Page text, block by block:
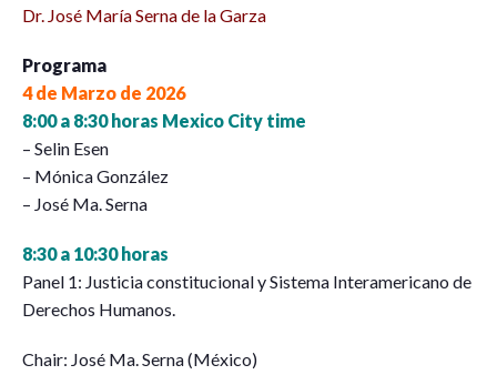
Dr. José María Serna de la Garza
Programa
4 de Marzo de 2026
8:00 a 8:30 horas Mexico City time
– Selin Esen
– Mónica González
– José Ma. Serna
8:30 a 10:30 horas
Panel 1: Justicia constitucional y Sistema Interamericano de
Derechos Humanos.
Chair: José Ma. Serna (México)